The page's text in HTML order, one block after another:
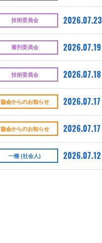
技術委員会 2026.07.23
審判委員会 2026.07.19
技術委員会 2026.07.18
協会からのお知らせ 2026.07.17
協会からのお知らせ 2026.07.17
一種 (社会人) 2026.07.12